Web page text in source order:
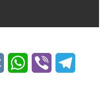
VK WhatsApp
Viber